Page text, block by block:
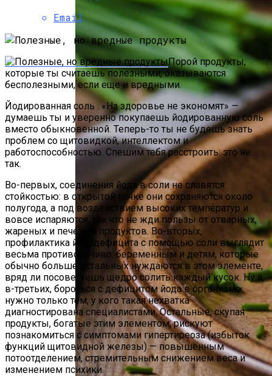
Email
Порой продукты,
которые ты считаешь полезными, оказываются
бесполезными, если еще и вредными.
Йодированная соль . «На здоровье не экономят» —
думаешь ты и уверенно покупаешь йодированную соль
вместо обыкновенной. Теперь-то ты не будешь знать
проблем со щитовидкой, интеллектом и
работоспособностью. Спешим тебя расстроить: это не
так.
Во-первых, соединения йода в соли не славятся
стойкостью: в открытой пачке они сохраняются около
полугода, а под воздействием высоких температур и
вовсе испаряются, так что не жди пользы от отварных,
жареных и печеных продуктов. Во-вторых,
профилактика йододефицита с помощью соли выглядит
весьма противоречиво: беременным и детям, которые
обычно больше остальных нуждаются в этом элементе,
вряд ли посоветуешь щедро солить каждый кусок. Ну а,
в-третьих, бороться с дефицитом йода в организме
нужно только тем, у кого такая нехватка
диагностирована специалистами. Остальные, скупая
продукты, богатые этим элементом, рискуют
познакомиться с симптомами гипертиреоза (избыток
функций щитовидной железы) — повышенным
потоотделением, стремительным снижением веса и
изменением психики.